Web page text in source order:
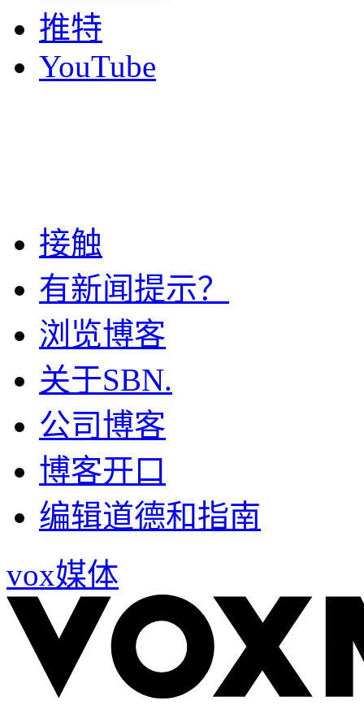
推特
YouTube
接触
有新闻提示？
浏览博客
关于SBN.
公司博客
博客开口
编辑道德和指南
vox媒体